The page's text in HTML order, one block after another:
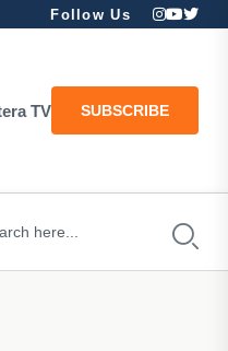
Follow Us
TV SUBSCRIBE